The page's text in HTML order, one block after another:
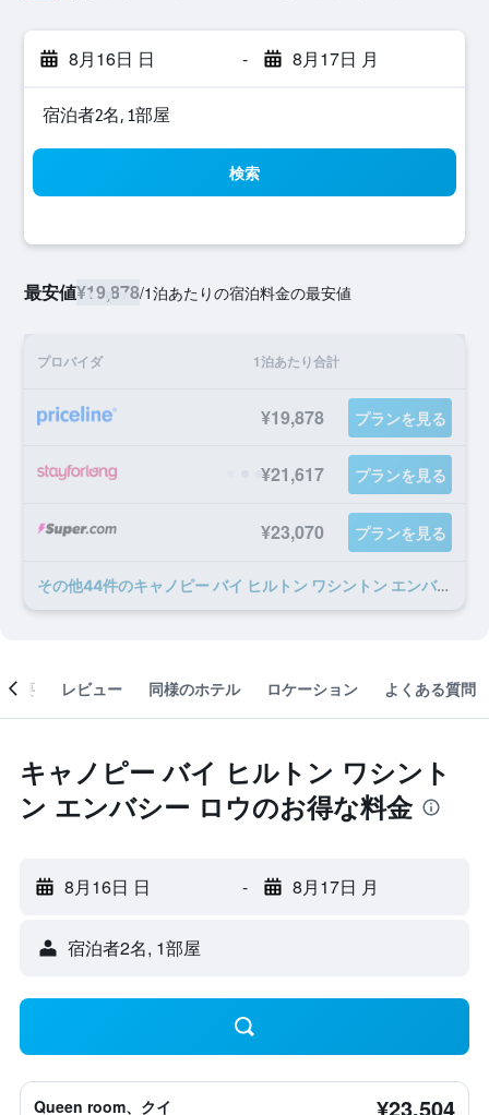
8月16日 日 - 8月17日 月
宿泊者2名, 1​部屋
検索
最安値¥19,878/1泊あたりの宿泊料金の最安値
プロバイダ 1泊あたり合計
¥19,878 プランを見る
¥21,617 プランを見る
¥23,070 プランを見る
​その他44​件のキャノピー バイ ヒルトン ワシントン エンバシー ロウのオファー
概要 レビュー 同様のホテル ロケーション よくある質問
キャノピー バイ ヒルトン ワシント
ン エンバシー ロウのお得な料金
8月16日 日 - 8月17日 月
宿泊者2名, 1​部屋
Queen room、クイ
¥23,504